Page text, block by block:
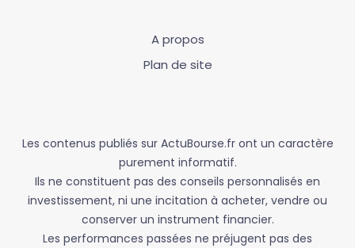
A propos
Plan de site
Les contenus publiés sur ActuBourse.fr ont un caractère
purement informatif.
Ils ne constituent pas des conseils personnalisés en
investissement, ni une incitation à acheter, vendre ou
conserver un instrument financier.
Les performances passées ne préjugent pas des